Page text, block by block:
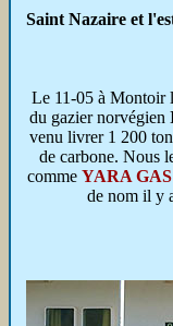
Saint Nazaire et
Le 11-05 à Montoir
du gazier norvégien
venu livrer 1 200
de carbone. Nous
comme YARA
de nom il y